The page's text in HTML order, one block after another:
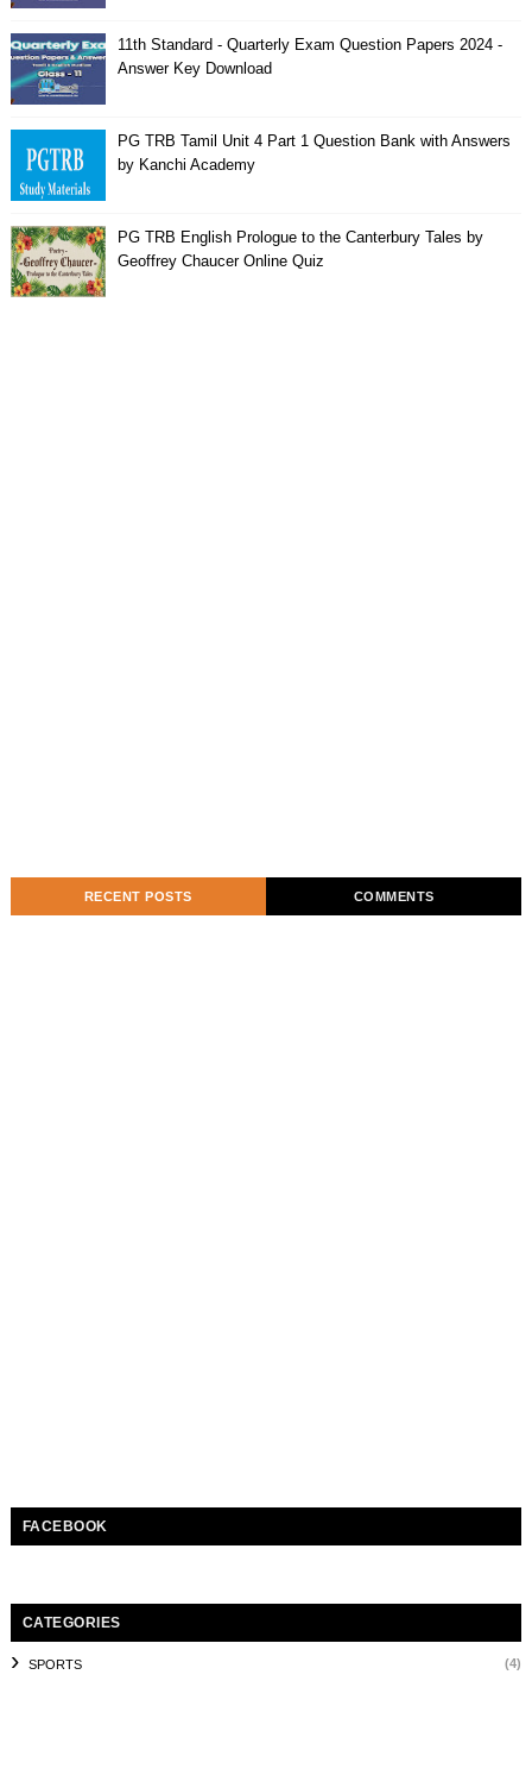
11th Standard - Quarterly Exam Question Papers 2024 -
Answer Key Download
PG TRB Tamil Unit 4 Part 1 Question Bank with Answers
by Kanchi Academy
PG TRB English Prologue to the Canterbury Tales by
Geoffrey Chaucer Online Quiz
RECENT POSTS COMMENTS
FACEBOOK
CATEGORIES
SPORTS (4)